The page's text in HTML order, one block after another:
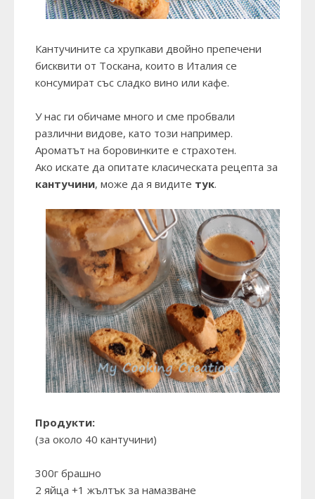
Кантучините са хрупкави двойно препечени
бисквити от Тоскана, които в Италия се
консумират със сладко вино или кафе.
У нас ги обичаме много и сме пробвали
различни видове, като този например.
Ароматът на боровинките е страхотен.
Ако искате да опитате класическата рецепта за
кантучини, може да я видите тук.
Продукти:
(за около 40 кантучини)
300г брашно
2 яйца +1 жълтък за намазване